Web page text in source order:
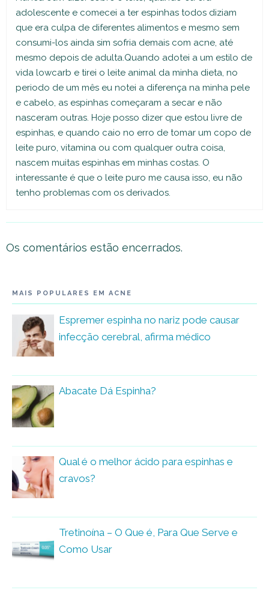
adolescente e comecei a ter espinhas todos diziam
que era culpa de diferentes alimentos e mesmo sem
consumi-los ainda sim sofria demais com acne, até
mesmo depois de adulta.Quando adotei a um estilo de
vida lowcarb e tirei o leite animal da minha dieta, no
periodo de um mês eu notei a diferença na minha pele
e cabelo, as espinhas começaram a secar e não
nasceram outras. Hoje posso dizer que estou livre de
espinhas, e quando caio no erro de tomar um copo de
leite puro, vitamina ou com qualquer outra coisa,
nascem muitas espinhas em minhas costas. O
interessante é que o leite puro me causa isso, eu não
tenho problemas com os derivados.
Os comentários estão encerrados.
MAIS POPULARES EM ACNE
Espremer espinha no nariz pode causar
infecção cerebral, afirma médico
Abacate Dá Espinha?
Qual é o melhor ácido para espinhas e
cravos?
Tretinoína – O Que é, Para Que Serve e
Como Usar